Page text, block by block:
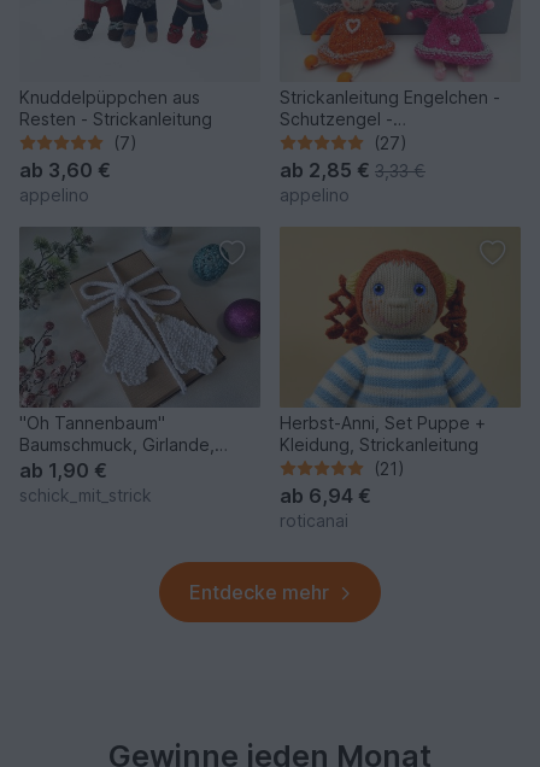
Knuddelpüppchen aus
Resten - Strickanleitung
(7)
ab 3,60 €
appelino
Strickanleitung Engelchen -
Schutzengel -
Taschenbaumler
(27)
ab 2,85 € 3,33 €
appelino
"Oh Tannenbaum"
Baumschmuck, Girlande,
Weihnachtsdeko stricken
ab 1,90 €
schick_mit_strick
Herbst-Anni, Set Puppe +
Kleidung, Strickanleitung
(21)
ab 6,94 €
roticanai
Entdecke mehr
Gewinne jeden Monat